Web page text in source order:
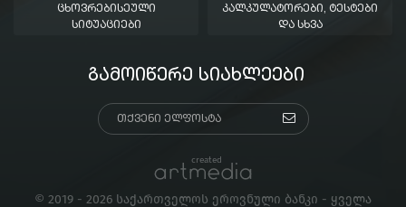
ᲪᲮᲝᲕᲠᲔᲑᲘᲡᲔᲣᲚᲘ
ᲡᲘᲢᲣᲐᲪᲘᲔᲑᲘ
ᲙᲐᲚᲙᲣᲚᲐᲢᲝᲠᲔᲑᲘ, ᲢᲔᲡᲢᲔᲑᲘ
ᲓᲐ ᲡᲮᲕᲐ
ᲒᲐᲛᲝᲘᲬᲔᲠᲔ ᲡᲘᲐᲮᲚᲔᲔᲑᲘ
created
© 2019 - 2026 საქართველოს ეროვნული ბანკი - ყველა